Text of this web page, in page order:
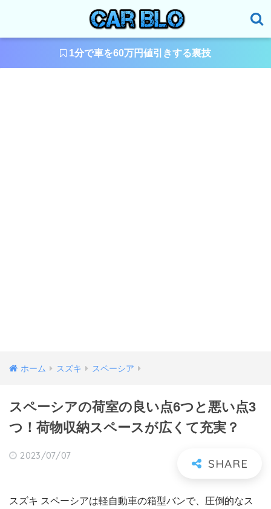
1分で車を60万円値引きする裏技
ホーム スズキ スペーシア
スペーシアの荷室の良い点6つと悪い点3
つ！荷物収納スペースが広くて充実？
2023/07/07
スズキ スペーシアは軽自動車の箱型バンで、圧倒的なス